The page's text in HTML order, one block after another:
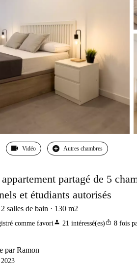
Vidéo Autres chambres
partagé de 5
et étudiants autorisés
2 salles de bain 130 m2
comme favoriperson 21 intéressé(es) ios_share 8 fois
par Ramon